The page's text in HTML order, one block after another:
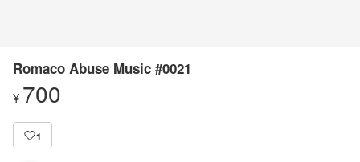
Romaco Abuse Music #0021
¥ 700
1